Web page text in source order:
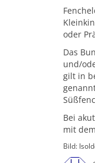
oder
Das
und/
gilt in
Bei
mit
Bild: